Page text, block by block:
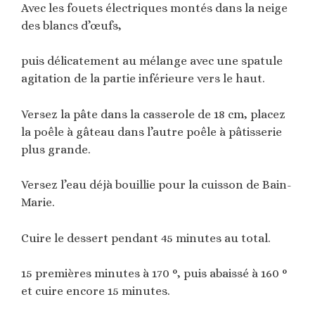
Avec les fouets électriques montés dans la neige
des blancs d’œufs,
puis délicatement au mélange avec une spatule
agitation de la partie inférieure vers le haut.
Versez la pâte dans la casserole de 18 cm, placez
la poêle à gâteau dans l’autre poêle à pâtisserie
plus grande.
Versez l’eau déjà bouillie pour la cuisson de Bain-
Marie.
Cuire le dessert pendant 45 minutes au total.
15 premières minutes à 170 °, puis abaissé à 160 °
et cuire encore 15 minutes.